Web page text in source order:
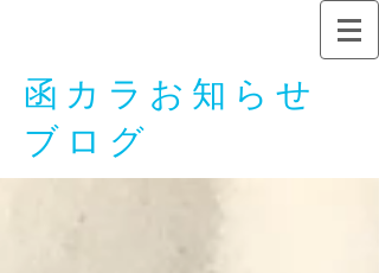
函カラお知らせ
ブログ